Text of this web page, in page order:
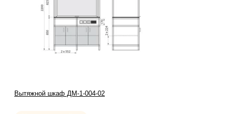
Вытяжной шкаф ДМ-1-004-02